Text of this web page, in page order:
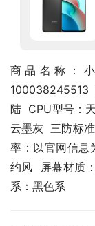
商品名称：
100038245513
陆  CPU型号：
云墨灰  三防标
率：以官网信息
约风  屏幕材质
系：黑色系